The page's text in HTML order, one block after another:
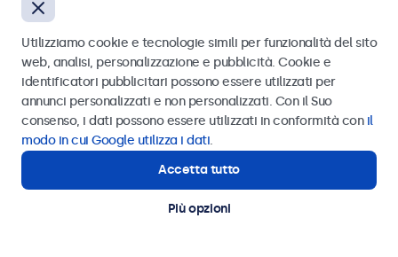
€ 349,00
Visualizza
Aggiungi al carrello
Inviare
Oppure chiamaci al
Contatta i nostri esperti
Utilizziamo cookie e tecnologie simili per funzionalità del sito
web, analisi, personalizzazione e pubblicità. Cookie e
identificatori pubblicitari possono essere utilizzati per
annunci personalizzati e non personalizzati. Con il Suo
consenso, i dati possono essere utilizzati in conformità con il
modo in cui Google utilizza i dati.
Accetta tutto
Più opzioni